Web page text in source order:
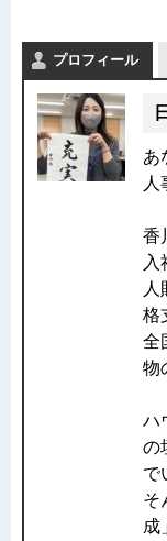
プロフィール
あ
香
入
人
格
全
物
ハ
の
で
そ
成